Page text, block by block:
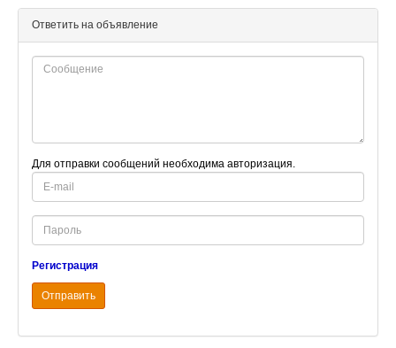
Ответить на объявление
Для отправки сообщений необходима авторизация.
E-
mail
Password
Регистрация
Отправить